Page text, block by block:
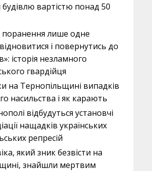
вартістю понад 50
поранення лише одне
і повернутись до
історія незламного
гвардійця
на Тернопільщині випадків
насильства і як карають
відбудуться установчі
нащадків українських
репресій
який зник безвісти на
знайшли мертвим